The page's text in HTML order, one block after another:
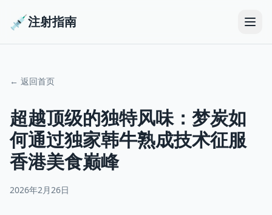
💉注射指南
← 返回首页
超越顶级的独特风味：梦炭如
何通过独家韩牛熟成技术征服
香港美食巅峰
2026年2月26日